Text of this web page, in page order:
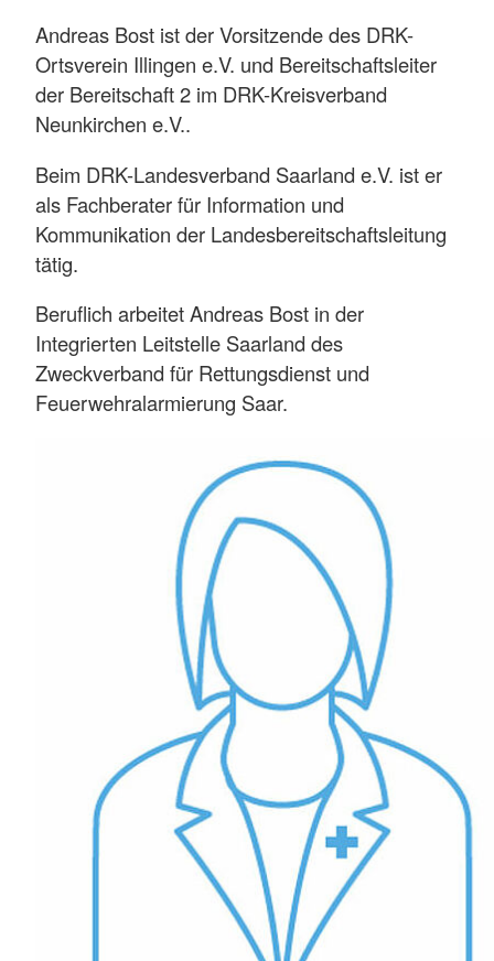
Andreas Bost ist der Vorsitzende des DRK-
Ortsverein Illingen e.V. und Bereitschaftsleiter
der Bereitschaft 2 im DRK-Kreisverband
Neunkirchen e.V..
Beim DRK-Landesverband Saarland e.V. ist er
als Fachberater für Information und
Kommunikation der Landesbereitschaftsleitung
tätig.
Beruflich arbeitet Andreas Bost in der
Integrierten Leitstelle Saarland des
Zweckverband für Rettungsdienst und
Feuerwehralarmierung Saar.